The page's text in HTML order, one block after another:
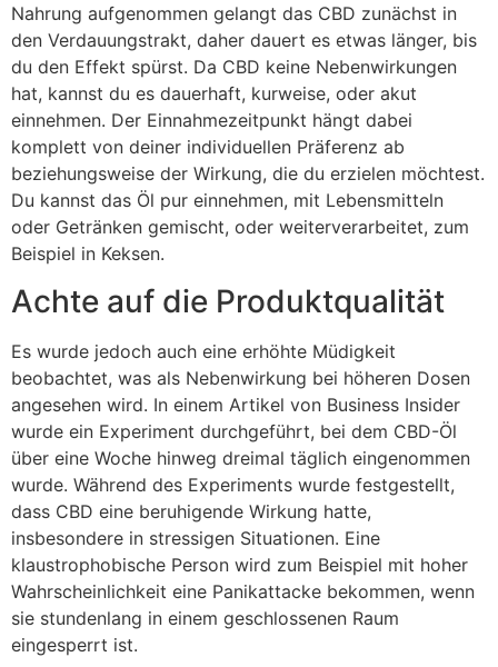
Nahrung aufgenommen gelangt das CBD zunächst in
den Verdauungstrakt, daher dauert es etwas länger, bis
du den Effekt spürst. Da CBD keine Nebenwirkungen
hat, kannst du es dauerhaft, kurweise, oder akut
einnehmen. Der Einnahmezeitpunkt hängt dabei
komplett von deiner individuellen Präferenz ab
beziehungsweise der Wirkung, die du erzielen möchtest.
Du kannst das Öl pur einnehmen, mit Lebensmitteln
oder Getränken gemischt, oder weiterverarbeitet, zum
Beispiel in Keksen.
Achte auf die Produktqualität
Es wurde jedoch auch eine erhöhte Müdigkeit
beobachtet, was als Nebenwirkung bei höheren Dosen
angesehen wird. In einem Artikel von Business Insider
wurde ein Experiment durchgeführt, bei dem CBD-Öl
über eine Woche hinweg dreimal täglich eingenommen
wurde. Während des Experiments wurde festgestellt,
dass CBD eine beruhigende Wirkung hatte,
insbesondere in stressigen Situationen. Eine
klaustrophobische Person wird zum Beispiel mit hoher
Wahrscheinlichkeit eine Panikattacke bekommen, wenn
sie stundenlang in einem geschlossenen Raum
eingesperrt ist.